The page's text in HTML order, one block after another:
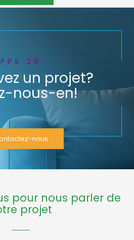
PPS 29
un projet?
nous-en!
nous
pour nous parler de
projet